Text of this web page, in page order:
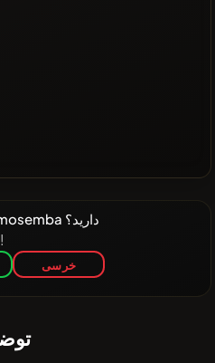
شما امروز چه احساسی درباره mosemba دارید؟
رای دهید تا نتایج جامعه را ببینید!
خرسی